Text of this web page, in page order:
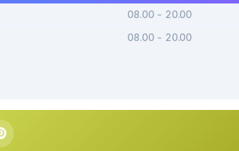
08.00 - 20.00
08.00 - 20.00